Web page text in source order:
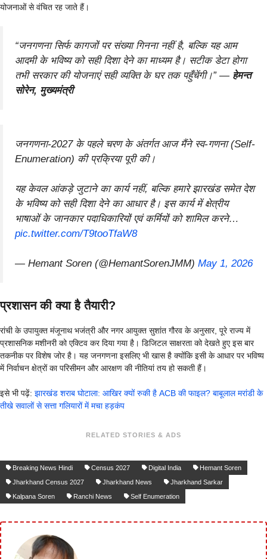
योजनाओं से वंचित रह जाते हैं।
“जनगणना सिर्फ कागजों पर संख्या गिनना नहीं है, बल्कि यह आम
आदमी के भविष्य को सही दिशा देने का माध्यम है। सटीक डेटा होगा
तभी सरकार की योजनाएं सही व्यक्ति के घर तक पहुँचेंगी।”— हेमन्त
सोरेन, मुख्यमंत्री
जनगणना-2027 के पहले चरण के अंतर्गत आज मैंने स्व-गणना (Self-
Enumeration) की प्रक्रिया पूरी की।
यह केवल आंकड़े जुटाने का कार्य नहीं, बल्कि हमारे झारखंड समेत देश
के भविष्य को सही दिशा देने का आधार है। इस कार्य में क्षेत्रीय
भाषाओं के जानकार पदाधिकारियों एवं कर्मियों को शामिल करने…
pic.twitter.com/T9tooTfaW8
— Hemant Soren (@HemantSorenJMM) May 1, 2026
प्रशासन की क्या है तैयारी?
रांची के उपायुक्त मंजूनाथ भजंत्री और नगर आयुक्त सुशांत गौरव के अनुसार, पूरे राज्य में
प्रशासनिक मशीनरी को एक्टिव कर दिया गया है। डिजिटल साक्षरता को देखते हुए इस बार
तकनीक पर विशेष जोर है। यह जनगणना इसलिए भी खास है क्योंकि इसी के आधार पर भविष्य
में निर्वाचन क्षेत्रों का परिसीमन और आरक्षण की नीतियां तय हो सकती हैं।
इसे भी पढ़ें: झारखंड शराब घोटाला: आखिर क्यों रुकी है ACB की फाइल? बाबूलाल मरांडी के
तीखे सवालों से सत्ता गलियारों में मचा हड़कंप
RELATED STORIES & ADS
Breaking News Hindi Census 2027 Digital India
Hemant Soren
Jharkhand Census 2027
Jharkhand News
Jharkhand Sarkar
Kalpana Soren
Ranchi News Self Enumeration